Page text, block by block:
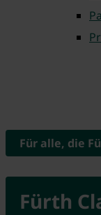
Fürth
Für alle, die